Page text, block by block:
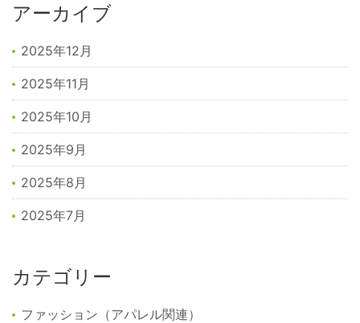
アーカイブ
2025年12月
2025年11月
2025年10月
2025年9月
2025年8月
2025年7月
カテゴリー
ファッション（アパレル関連）